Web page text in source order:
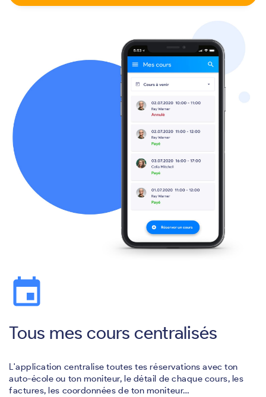
event
Tous mes cours centralisés
L'application centralise toutes tes réservations avec ton
auto-école ou ton moniteur, le détail de chaque cours, les
factures, les coordonnées de ton moniteur…